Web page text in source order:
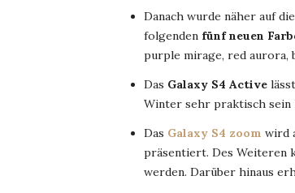
Danach wurde näher auf
folgenden fünf neuen
purple mirage, red aurora,
Das Galaxy S4 Active
Winter sehr praktisch sein
Das Galaxy S4 zoom wird
präsentiert. Des Weiteren
werden. Darüber hinaus